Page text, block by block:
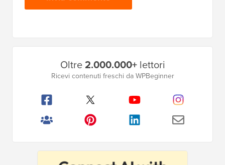
Barra
principale
Oltre2.000.000+lettori
Ricevi contenuti freschi da WPBeginner